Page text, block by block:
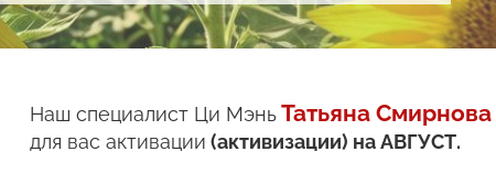
Наш специалист Ци Мэнь Татьяна Смирнова
для вас активации (активизации) на АВГУСТ.